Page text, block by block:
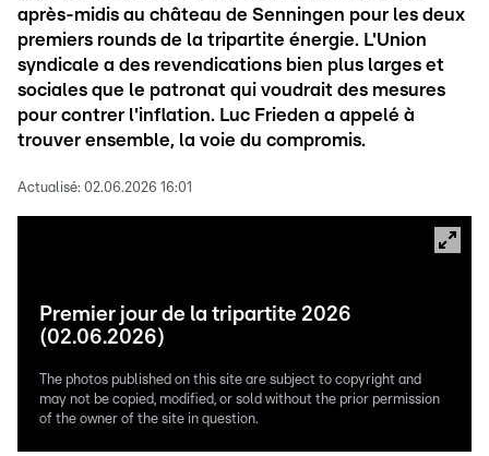
après-midis au château de Senningen pour les deux
premiers rounds de la tripartite énergie. L'Union
syndicale a des revendications bien plus larges et
sociales que le patronat qui voudrait des mesures
pour contrer l'inflation. Luc Frieden a appelé à
trouver ensemble, la voie du compromis.
Actualisé: 02.06.2026 16:01
Premier jour de la tripartite 2026
(02.06.2026)
The photos published on this site are subject to copyright and
may not be copied, modified, or sold without the prior permission
of the owner of the site in question.